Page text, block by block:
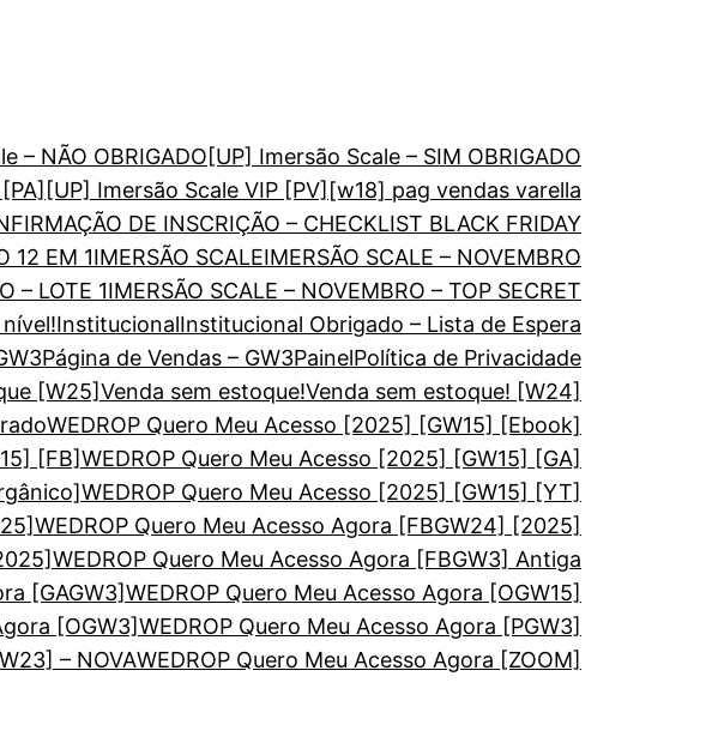
– NÃO OBRIGADO[UP] Imersão Scale – SIM OBRIGADO
[UP] Imersão Scale VIP [PV] [w18] pag vendas varella
DE INSCRIÇÃO – CHECKLIST BLACK FRIDAY
12 EM 1IMERSÃO SCALEIMERSÃO SCALE – NOVEMBRO
– LOTE 1IMERSÃO SCALE – NOVEMBRO – TOP SECRET
InstitucionalInstitucional Obrigado – Lista de Espera
Página de Vendas – GW3PainelPolítica de Privacidade
[W25]Venda sem estoque!Venda sem estoque! [W24]
WEDROP Quero Meu Acesso [2025] [GW15] [Ebook]
[FB]WEDROP Quero Meu Acesso [2025] [GW15] [GA]
WEDROP Quero Meu Acesso [2025] [GW15] [YT]
WEDROP Quero Meu Acesso Agora [FBGW24] [2025]
WEDROP Quero Meu Acesso Agora [FBGW3] Antiga
[GAGW3]WEDROP Quero Meu Acesso Agora [OGW15]
[OGW3]WEDROP Quero Meu Acesso Agora [PGW3]
– NOVAWEDROP Quero Meu Acesso Agora [ZOOM]